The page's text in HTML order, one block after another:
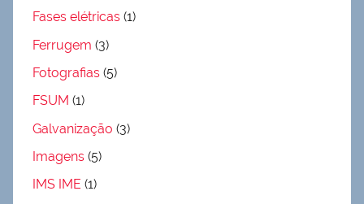
Fases elétricas (1)
Ferrugem (3)
Fotografias (5)
FSUM (1)
Galvanização (3)
Imagens (5)
IMS IME (1)